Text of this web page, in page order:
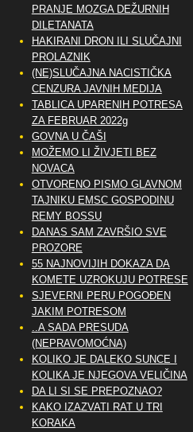
PRANJE MOZGA DEŽURNIH
DILETANATA
HAKIRANI DRON ILI SLUČAJNI
PROLAZNIK
(NE)SLUČAJNA NACISTIČKA
CENZURA JAVNIH MEDIJA
TABLICA UPARENIH POTRESA
ZA FEBRUAR 2022g
GOVNA U ČAŠI
MOŽEMO LI ŽIVJETI BEZ
NOVACA
OTVORENO PISMO GLAVNOM
TAJNIKU EMSC GOSPODINU
REMY BOSSU
DANAS SAM ZAVRŠIO SVE
PROZORE
55 NAJNOVIJIH DOKAZA DA
KOMETE UZROKUJU POTRESE
SJEVERNI PERU POGOĐEN
JAKIM POTRESOM
..A SADA PRESUDA
(NEPRAVOMOĆNA)
KOLIKO JE DALEKO SUNCE I
KOLIKA JE NJEGOVA VELIČINA
DA LI SI SE PREPOZNAO?
KAKO IZAZVATI RAT U TRI
KORAKA